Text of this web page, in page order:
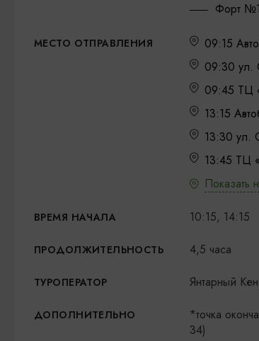
Форт
МЕСТО ОТПРАВЛЕНИЯ
09:15
09:30 ул.
09:45 ТЦ
13:15
13:30 ул.
13:45 ТЦ
Показать
ВРЕМЯ НАЧАЛА 10:15, 14:15
ПРОДОЛЖИТЕЛЬНОСТЬ 4,5 часа
ТУРОПЕРАТОР Янтарный
ДОПОЛНИТЕЛЬНО
*точка
34)